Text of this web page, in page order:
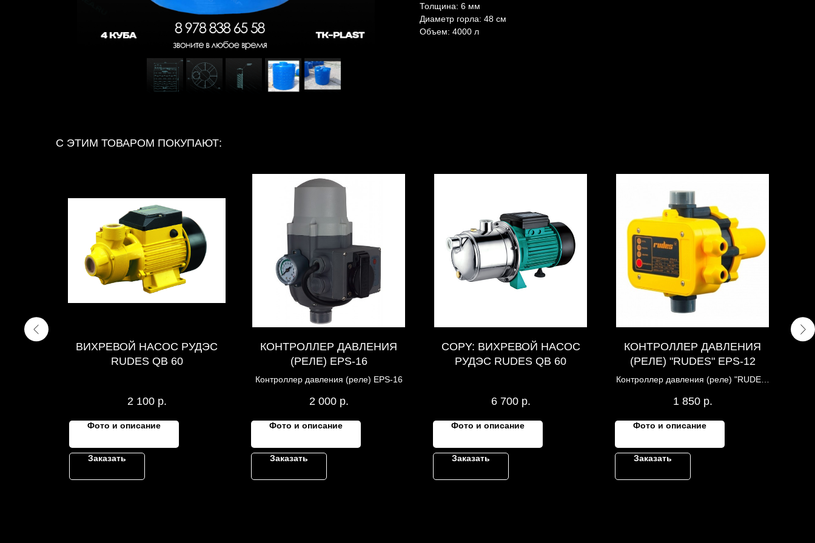
Толщина: 6 мм
Диаметр горла: 48 см
Объем: 4000 л
С ЭТИМ ТОВАРОМ ПОКУПАЮТ:
ВИХРЕВОЙ НАСОС РУДЭС
RUDES QB 60
2 100 р.
Фото и описание
Заказать
КОНТРОЛЛЕР ДАВЛЕНИЯ
(РЕЛЕ) EPS-16
Контроллер давления (реле) EPS-16
2 000 р.
Фото и описание
Заказать
COPY: ВИХРЕВОЙ НАСОС
РУДЭС RUDES QB 60
6 700 р.
Фото и описание
Заказать
КОНТРОЛЛЕР ДАВЛЕНИЯ
(РЕЛЕ) "RUDES" EPS-12
Контроллер давления (реле) "RUDES"
1 850 р.
Фото и описание
Заказать